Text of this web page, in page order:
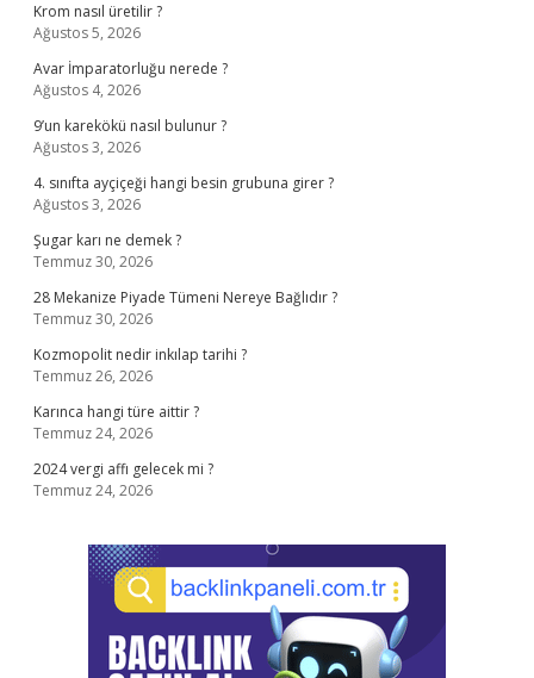
Krom nasıl üretilir ?
Ağustos 5, 2026
Avar İmparatorluğu nerede ?
Ağustos 4, 2026
9’un karekökü nasıl bulunur ?
Ağustos 3, 2026
4. sınıfta ayçiçeği hangi besin grubuna girer ?
Ağustos 3, 2026
Şugar karı ne demek ?
Temmuz 30, 2026
28 Mekanize Piyade Tümeni Nereye Bağlıdır ?
Temmuz 30, 2026
Kozmopolit nedir inkılap tarihi ?
Temmuz 26, 2026
Karınca hangi türe aittir ?
Temmuz 24, 2026
2024 vergi affı gelecek mi ?
Temmuz 24, 2026